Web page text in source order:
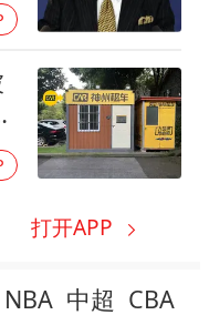
打开APP
NBA 中超 CBA